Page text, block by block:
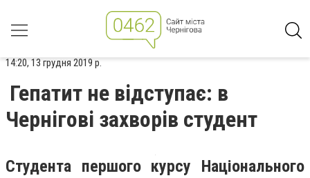
14:20, 13 грудня 2019 р.
Гепатит не відступає: в
Чернігові захворів студент
Студента першого курсу Національного